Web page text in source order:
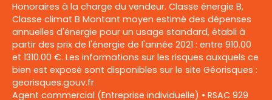
Honoraires à la charge du vendeur. Classe énergie B,
Classe climat B Montant moyen estimé des dépenses
annuelles d'énergie pour un usage standard, établi à
partir des prix de l'énergie de l'année 2021 : entre 910.00
et 1310.00 €. Les informations sur les risques auxquels ce
bien est exposé sont disponibles sur le site Géorisques :
georisques.gouv.fr.
Agent commercial (Entreprise individuelle) • RSAC 929